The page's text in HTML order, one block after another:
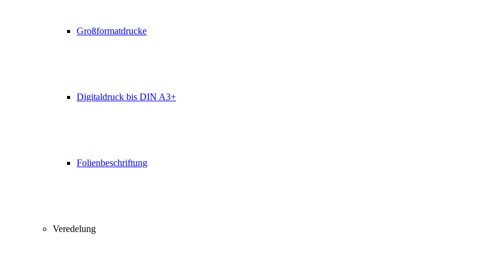
Großformatdrucke
Digitaldruck bis DIN A3+
Folienbeschriftung
Veredelung